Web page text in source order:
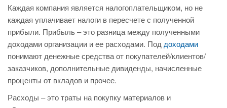
Каждая компания является налогоплательщиком, но не
каждая уплачивает налоги в пересчете с полученной
прибыли. Прибыль – это разница между полученными
доходами организации и ее расходами. Поддоходами
понимают денежные средства от покупателей/клиентов/
заказчиков, дополнительные дивиденды, начисленные
проценты от вкладов и прочее.
Расходы – это траты на покупку материалов и